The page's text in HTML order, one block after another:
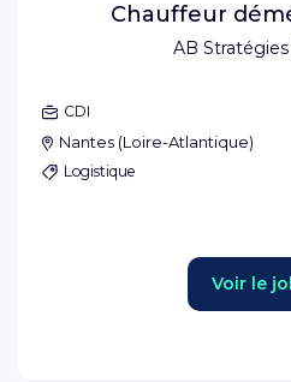
AB
Chauffeur
CDI
Nantes (Loire-Atlantique)
Logistique
Voir le